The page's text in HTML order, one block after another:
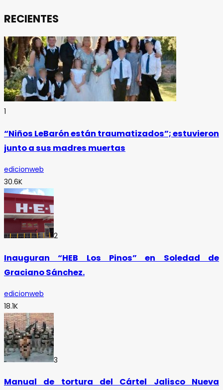
RECIENTES
1
“Niños LeBarón están traumatizados”; estuvieron
junto a sus madres muertas
edicionweb
30.6K
2
Inauguran “HEB Los Pinos” en Soledad de
Graciano Sánchez.
edicionweb
18.1K
3
Manual de tortura del Cártel Jalisco Nueva